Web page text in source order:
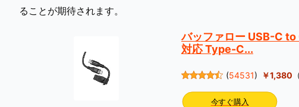
ることが期待されます。
バッファロー USB-C
対応 Type-C...
(54531) ￥1,380
今すぐ購入